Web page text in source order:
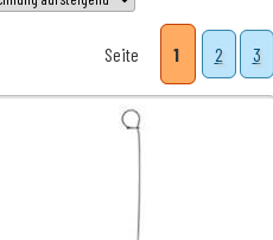
Seite 1 2 3